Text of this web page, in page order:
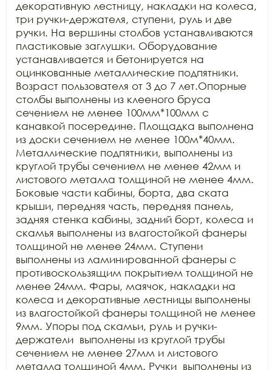
декоративную лестницу, накладки на колеса,
три ручки-держателя, ступени, руль и две
ручки. На вершины столбов устанавливаются
пластиковые заглушки. Оборудование
устанавливается и бетонируется на
оцинкованные металлические подпятники.
Возраст пользователя от 3 до 7 лет.Опорные
столбы выполнены из клееного бруса
сечением не менее 100мм*100мм с
канавкой посередине. Площадка выполнена
из доски сечением не менее 100м*40мм.
Металлические подпятники, выполнены из
круглой трубы сечением не менее 42мм и
листового металла толщиной не менее 4мм.
Боковые части кабины, борта, два ската
крыши, передняя часть, передняя панель,
задняя стенка кабины, задний борт, колеса и
скамья выполнены из влагостойкой фанеры
толщиной не менее 24мм. Ступени
выполнены из ламинированной фанеры с
противоскользящим покрытием толщиной не
менее 24мм. Фары, маячок, накладки на
колеса и декоративные лестницы выполнены
из влагостойкой фанеры толщиной не менее
9мм. Упоры под скамьи, руль и ручки-
держатели  выполнены из круглой трубы
сечением не менее 27мм и листового
металла толщиной 4мм. Ручки  выполнены из